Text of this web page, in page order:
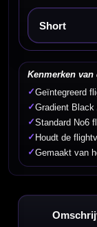
Kies
Kenmerken
✓Geïntegreerd
✓Gradient
✓Standard No6
✓ Houdt de
✓Gemaakt van